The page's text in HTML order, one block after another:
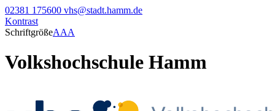
02381 175600 vhs@stadt.hamm.de
Kontrast
SchriftgrößeAAA
Volkshochschule Hamm